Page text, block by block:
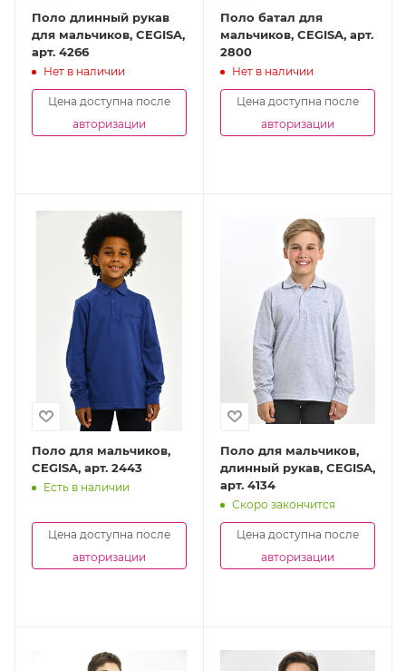
Поло длинный рукав
для мальчиков, CEGISA,
арт. 4266
Нет в наличии
Цена доступна после
авторизации
Поло батал для
мальчиков, CEGISA, арт.
2800
Нет в наличии
Цена доступна после
авторизации
Поло для мальчиков,
CEGISA, арт. 2443
Есть в наличии
Цена доступна после
авторизации
Поло для мальчиков,
длинный рукав, CEGISA,
арт. 4134
Скоро закончится
Цена доступна после
авторизации